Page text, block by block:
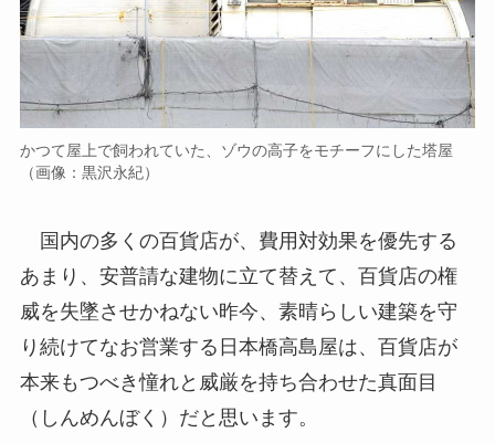
かつて屋上で飼われていた、ゾウの高子をモチーフにした塔屋
（画像：黒沢永紀）
国内の多くの百貨店が、費用対効果を優先する
あまり、安普請な建物に立て替えて、百貨店の権
威を失墜させかねない昨今、素晴らしい建築を守
り続けてなお営業する日本橋高島屋は、百貨店が
本来もつべき憧れと威厳を持ち合わせた真面目
（しんめんぼく）だと思います。